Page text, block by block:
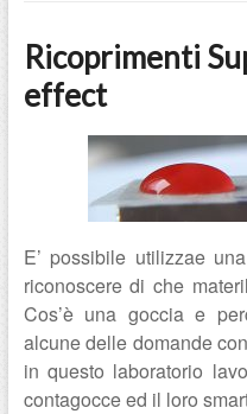
Ricoprimenti
effect
E’ possibile utilizzae
riconoscere di che
Cos’è una goccia e
alcune delle domande
in questo laboratorio
contagocce ed il loro